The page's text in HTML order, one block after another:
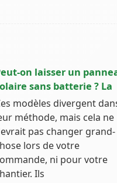
on laisser un
sans batterie ? La
modèles divergent
méthode, mais cela ne
pas changer grand-
lors de votre
ni pour votre
Ils